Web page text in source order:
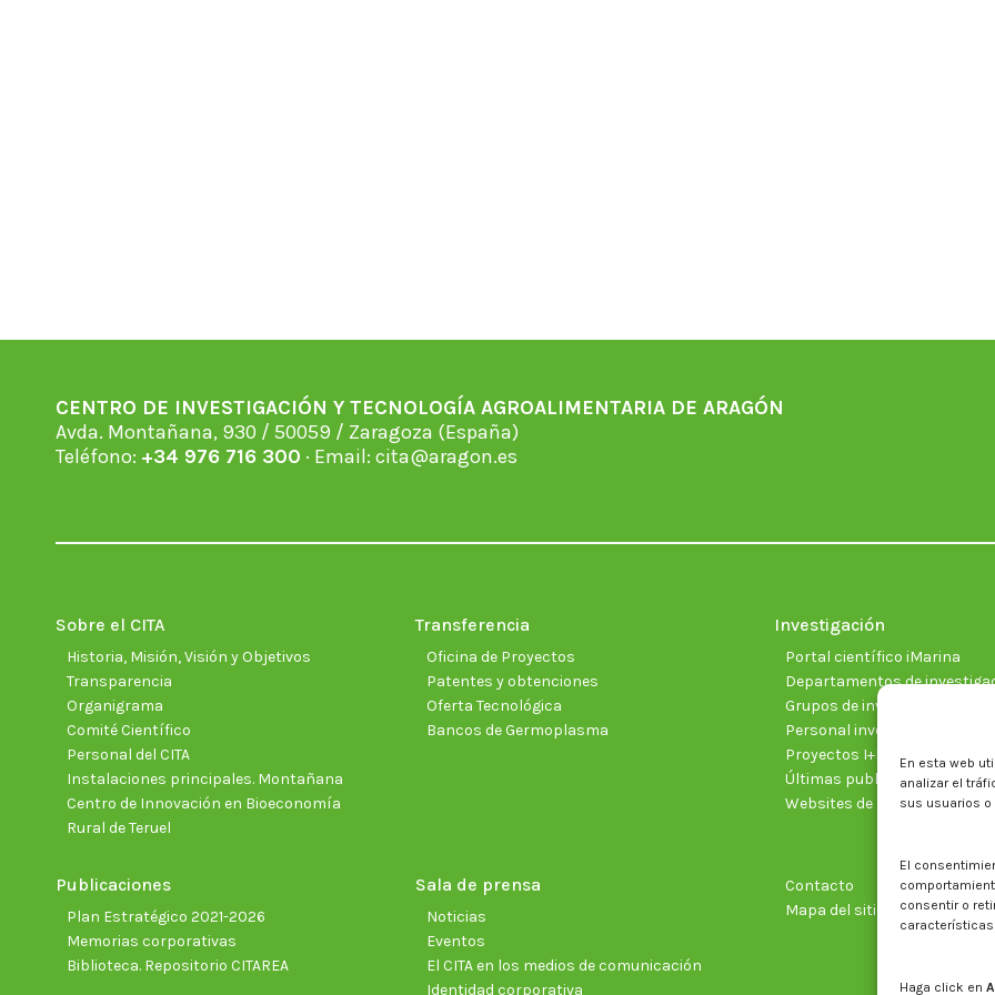
En esta web
analizar el
sus usuarios
El
consentir o
Haga click en
CENTRO DE INVESTIGACIÓN Y TECNOLOGÍA AGROALIMENTARIA DE ARAGÓN
Avda. Montañana, 930 / 50059 / Zaragoza (España)
Teléfono: +34 976 716 300 · Email: cita@aragon.es
Sobre el CITA
Historia, Misión, Visión y Objetivos
Transparencia
Organigrama
Comité Científico
Personal del CITA
Instalaciones principales. Montañana
Centro de Innovación en Bioeconomía
Rural de Teruel
Transferencia
Oficina de Proyectos
Patentes y obtenciones
Oferta Tecnológica
Bancos de Germoplasma
Investigación
Portal científico iMarina
Departamentos de
Grupos de investigación
Personal investigador
Proyectos I+D+I vigentes
Últimas publicaciones
Websites de proyectos
Publicaciones
Plan Estratégico 2021-2026
Memorias corporativas
Biblioteca. Repositorio CITAREA
Sala de prensa
Noticias
Eventos
El CITA en los medios de comunicación
Identidad corporativa
Contacto
Mapa del sitio web